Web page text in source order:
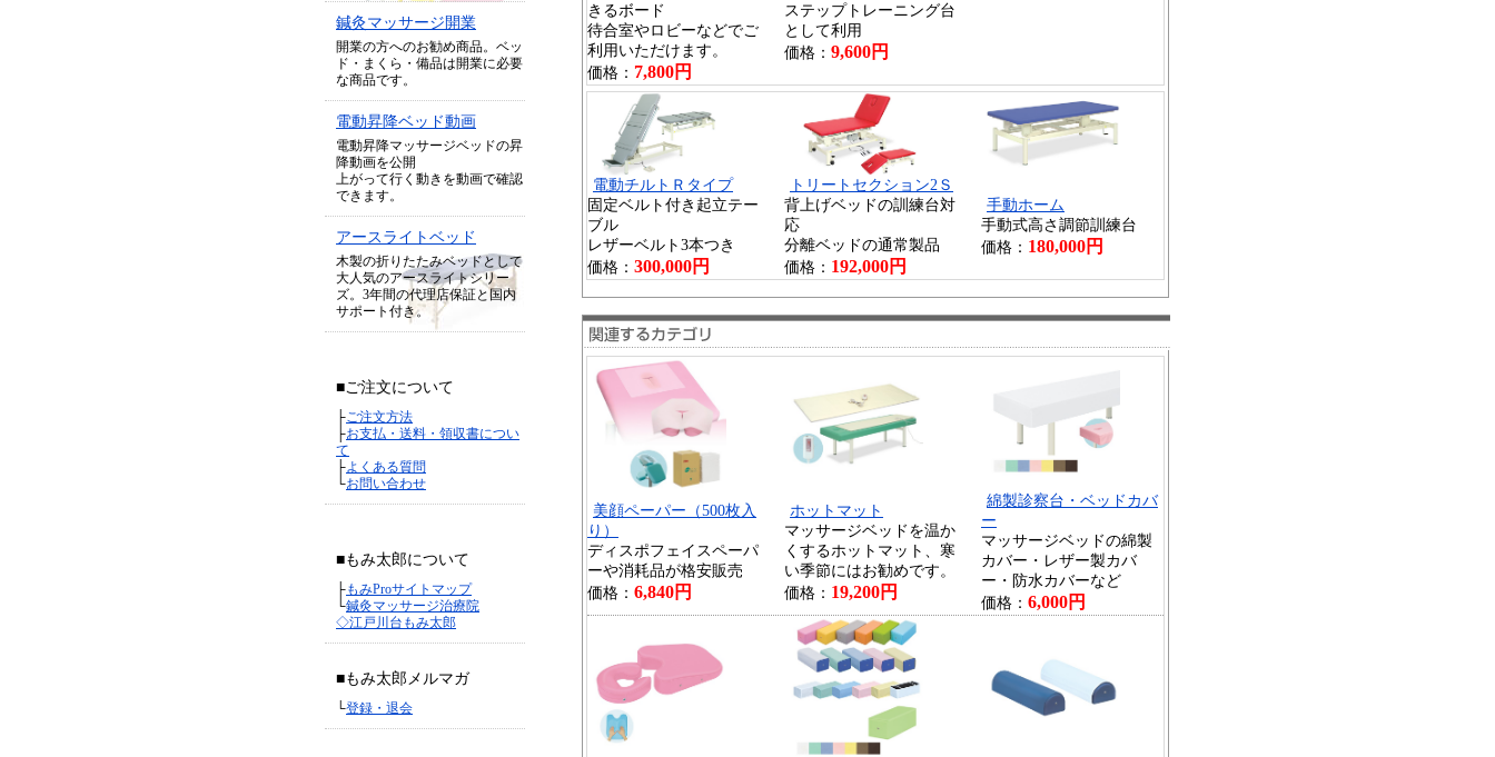
鍼灸マッサージ開業
開業の方へのお勧め商品。ベッ
ド・まくら・備品は開業に必要
な商品です。
電動昇降ベッド動画
電動昇降マッサージベッドの昇
降動画を公開
上がって行く動きを動画で確認
できます。
アースライトベッド
木製の折りたたみベッドとして
大人気のアースライトシリー
ズ。3年間の代理店保証と国内
サポート付き。
■ご注文について
├ご注文方法
├お支払・送料・領収書につい
て
├よくある質問
└お問い合わせ
■もみ太郎について
├もみProサイトマップ
└鍼灸マッサージ治療院
◇江戸川台もみ太郎
■もみ太郎メルマガ
└登録・退会
きるボード
待合室やロビーなどでご
利用いただけます。
価格： 7,800円
ステップトレーニング台
として利用
価格： 9,600円
電動チルトＲタイプ
固定ベルト付き起立テー
ブル
レザーベルト3本つき
価格： 300,000円
トリートセクション2Ｓ
背上げベッドの訓練台対
応
分離ベッドの通常製品
価格： 192,000円
手動ホーム
手動式高さ調節訓練台
価格： 180,000円
美顔ペーパー（500枚入
り）
ディスポフェイスペーパ
ーや消耗品が格安販売
価格： 6,840円
ホットマット
マッサージベッドを温か
くするホットマット、寒
い季節にはお勧めです。
価格： 19,200円
綿製診察台・ベッドカバ
ー
マッサージベッドの綿製
カバー・レザー製カバ
ー・防水カバーなど
価格： 6,000円